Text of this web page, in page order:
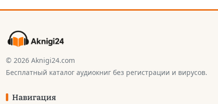
© 2026 Aknigi24.com
Бесплатный каталог аудиокниг без регистрации и вирусов.
Навигация